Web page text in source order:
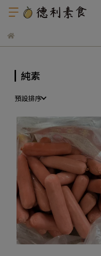
純素
預設排序